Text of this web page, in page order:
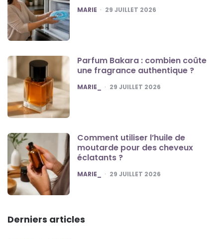
POSTED
MARIE 29 JUILLET 2026
Parfum Bakara : combien coûte
une fragrance authentique ?
POSTED
MARIE_ 29 JUILLET 2026
Comment utiliser l’huile de
moutarde pour des cheveux
éclatants ?
POSTED
MARIE_ 29 JUILLET 2026
Derniers articles